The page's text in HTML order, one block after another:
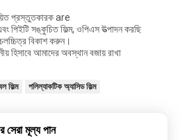
প্রস্তুতকারক are
পিইটি সঙ্কুচিত ফিল্ম, ওপিএস উত্পাদন করছি
বিকাশ করুন।
হিসাবে আমাদের অবস্থান বজায় রাখা
ফিল্ম পলিল্যাকটিক অ্যাসিড ফিল্ম
সেরা মূল্য পান